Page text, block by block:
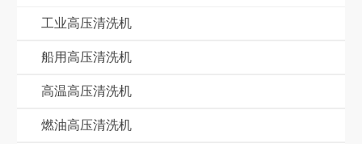
工业高压清洗机
船用高压清洗机
高温高压清洗机
燃油高压清洗机